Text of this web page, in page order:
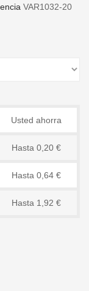
VAR1032-20
Usted ahorra
Hasta 0,20 €
Hasta 0,64 €
Hasta 1,92 €